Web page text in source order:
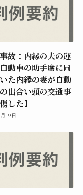
事故：内縁の夫の運
動車の助手席に同
た内縁の妻が自動
出合い頭の交通事
した】
19日